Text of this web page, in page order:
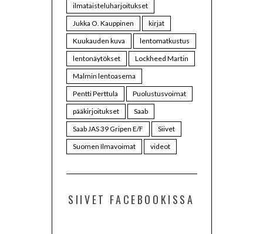
ilmataisteluharjoitukset
Jukka O. Kauppinen
kirjat
Kuukauden kuva
lentomatkustus
lentonäytökset
Lockheed Martin
Malmin lentoasema
Pentti Perttula
Puolustusvoimat
pääkirjoitukset
Saab
Saab JAS 39 Gripen E/F
Siivet
Suomen Ilmavoimat
videot
SIIVET FACEBOOKISSA